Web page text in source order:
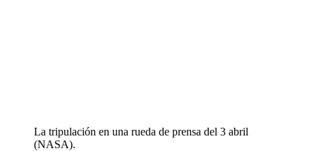
La tripulación en una rueda de prensa del 3 abril
(NASA).